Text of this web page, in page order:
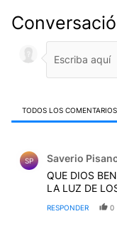
TODOS LOS COMENTARIOS
SP Saverio
QUE DIOS
LA LUZ DE
RESPONDER 0